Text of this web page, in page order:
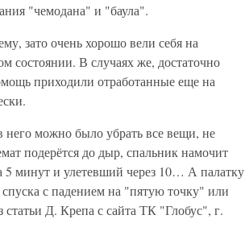
"чемодана" и "баула".
зато очень хорошо вели себя на
состоянии. В случаях же, достаточно
приходили отработанные еще на
него можно было убрать все вещи, не
подерётся до дыр, спальник намочит
минут и улетевший через 10… А палатку
с падением на "пятую точку" или
статьи Д. Крепа с сайта ТК "Глобус", г.